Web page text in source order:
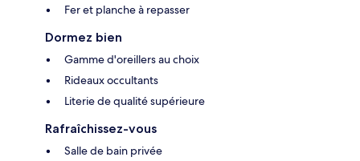
Fer et planche à repasser
Dormez bien
Gamme d'oreillers au choix
Rideaux occultants
Literie de qualité supérieure
Rafraîchissez-vous
Salle de bain privée